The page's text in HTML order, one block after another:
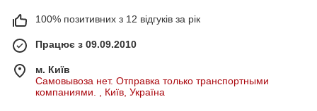
100% позитивних з 12 відгуків за рік
Працює з 09.09.2010
м. Київ
Самовывоза нет. Отправка только транспортными
компаниями. , Київ, Україна